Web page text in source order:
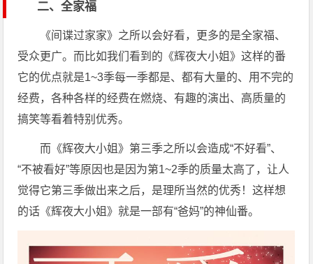
二、全家福
《间谍过家家》之所以会好看，更多的是全家福、
受众更广。而比如我们看到的《辉夜大小姐》这样的番
它的优点就是1~3季每一季都是、都有大量的、用不完的
经费，各种各样的经费在燃烧、有趣的演出、高质量的
搞笑等看着特别优秀。
而《辉夜大小姐》第三季之所以会造成“不好看”、
“不被看好”等原因也是因为第1~2季的质量太高了，让人
觉得它第三季做出来之后，是理所当然的优秀！这样想
的话《辉夜大小姐》就是一部有“爸妈”的神仙番。